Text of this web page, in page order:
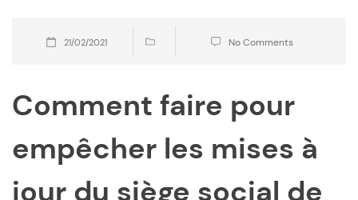
21/02/2021 No Comments
Comment faire pour
empêcher les mises à
jour du siège social de